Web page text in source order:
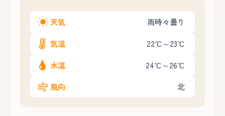
天気 雨時々曇り
気温 22℃～23℃
水温 24℃～26℃
風向 北